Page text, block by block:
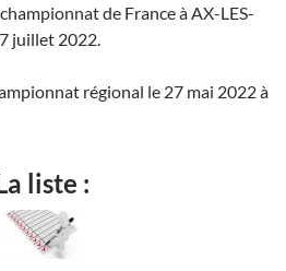
de France à AX-LES-
juillet 2022.
régional le 27 mai 2022 à
liste :